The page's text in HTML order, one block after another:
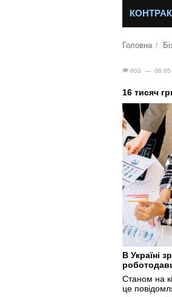
Головна
603 — 06.05
16 тисяч
В Україні
Станом на
це